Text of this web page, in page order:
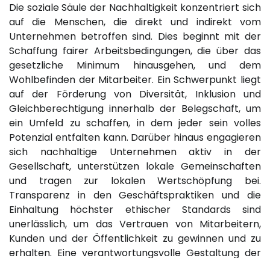
Die soziale Säule der Nachhaltigkeit konzentriert sich
auf die Menschen, die direkt und indirekt vom
Unternehmen betroffen sind. Dies beginnt mit der
Schaffung fairer Arbeitsbedingungen, die über das
gesetzliche Minimum hinausgehen, und dem
Wohlbefinden der Mitarbeiter. Ein Schwerpunkt liegt
auf der Förderung von Diversität, Inklusion und
Gleichberechtigung innerhalb der Belegschaft, um
ein Umfeld zu schaffen, in dem jeder sein volles
Potenzial entfalten kann. Darüber hinaus engagieren
sich nachhaltige Unternehmen aktiv in der
Gesellschaft, unterstützen lokale Gemeinschaften
und tragen zur lokalen Wertschöpfung bei.
Transparenz in den Geschäftspraktiken und die
Einhaltung höchster ethischer Standards sind
unerlässlich, um das Vertrauen von Mitarbeitern,
Kunden und der Öffentlichkeit zu gewinnen und zu
erhalten. Eine verantwortungsvolle Gestaltung der